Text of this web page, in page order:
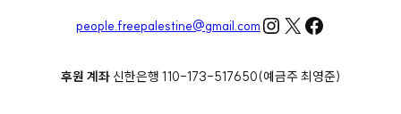
people.freepalestine@gmail.comInstagram
X Facebook
후원 계좌 신한은행 110-173-517650(예금주 최영준)